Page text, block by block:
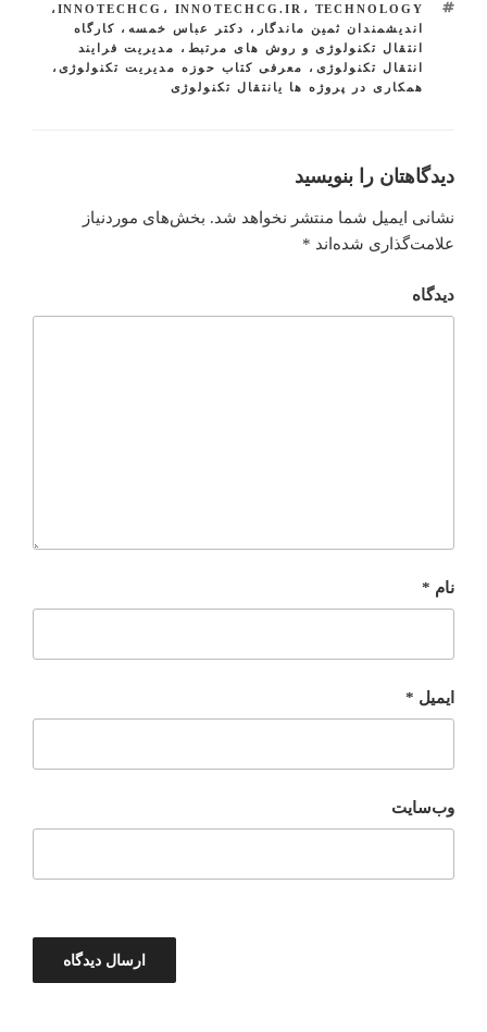
INNOTECHCG ، INNOTECHCG.IR ، TECHNOLOGY
،
اندیشمندان ثمین ماندگار ، دکتر عباس خمسه ، کارگاه
انتقال تکنولوژى و روش هاى مرتبط ،
مدیریت فرایند
انتقال تکنولوژی ، معرفی کتاب حوزه مدیریت تکنولوژی ،
همکاری در پروژه ها یانتقال تکنولوژی
دیدگاهتان را بنویسید
نشانی ایمیل شما منتشر نخواهد شد. بخش‌های موردنیاز
علامت‌گذاری شده‌اند *
دیدگاه
نام *
ایمیل *
وب‌سایت